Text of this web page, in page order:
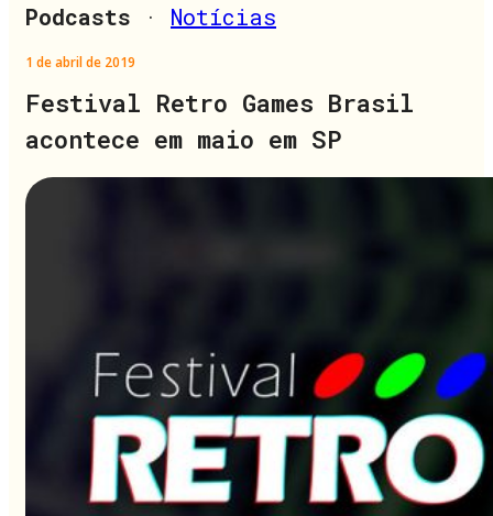
Podcasts · Notícias
1 de abril de 2019
Festival Retro Games Brasil
acontece em maio em SP